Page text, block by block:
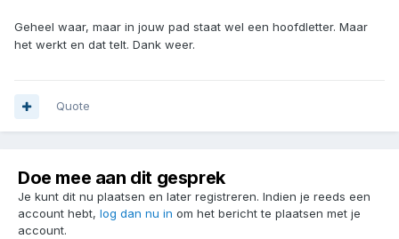
Geheel waar, maar in jouw pad staat wel een hoofdletter. Maar
het werkt en dat telt. Dank weer.
Quote
Doe mee aan dit gesprek
Je kunt dit nu plaatsen en later registreren. Indien je reeds een
account hebt, log dan nu in om het bericht te plaatsen met je
account.